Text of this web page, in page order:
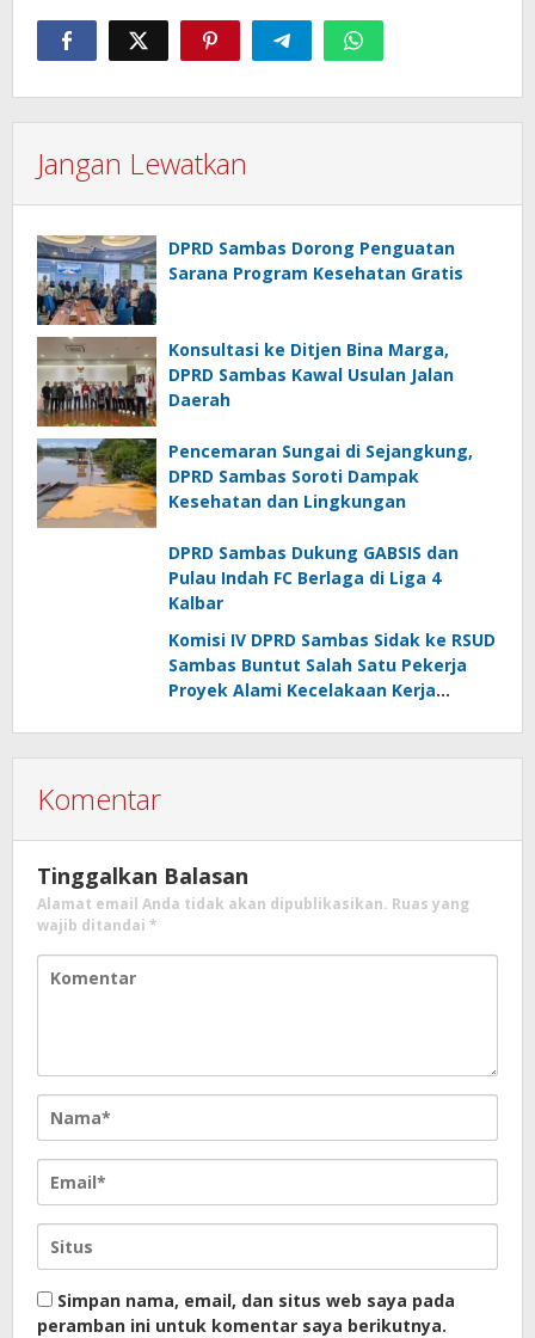
Jangan Lewatkan
DPRD Sambas Dorong Penguatan
Sarana Program Kesehatan Gratis
Konsultasi ke Ditjen Bina Marga,
DPRD Sambas Kawal Usulan Jalan
Daerah
Pencemaran Sungai di Sejangkung,
DPRD Sambas Soroti Dampak
Kesehatan dan Lingkungan
DPRD Sambas Dukung GABSIS dan
Pulau Indah FC Berlaga di Liga 4
Kalbar
Komisi IV DPRD Sambas Sidak ke RSUD
Sambas Buntut Salah Satu Pekerja
Proyek Alami Kecelakaan Kerja
Komentar
Tinggalkan Balasan
Alamat email Anda tidak akan dipublikasikan. Ruas yang
wajib ditandai *
Simpan nama, email, dan situs web saya pada
peramban ini untuk komentar saya berikutnya.